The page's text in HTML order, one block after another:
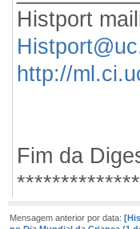
Histport
http://
Fim da
Mensagem anterior por data: